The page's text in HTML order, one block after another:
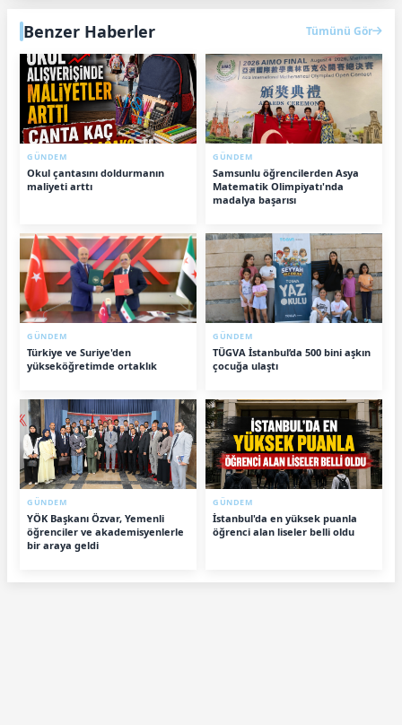
Benzer Haberler Tümünü Gör
GÜNDEM
Okul çantasını doldurmanın
maliyeti arttı
GÜNDEM
Samsunlu öğrencilerden Asya
Matematik Olimpiyatı'nda
madalya başarısı
GÜNDEM
Türkiye ve Suriye'den
yükseköğretimde ortaklık
GÜNDEM
TÜGVA İstanbul’da 500 bini aşkın
çocuğa ulaştı
GÜNDEM
YÖK Başkanı Özvar, Yemenli
öğrenciler ve akademisyenlerle
bir araya geldi
GÜNDEM
İstanbul'da en yüksek puanla
öğrenci alan liseler belli oldu